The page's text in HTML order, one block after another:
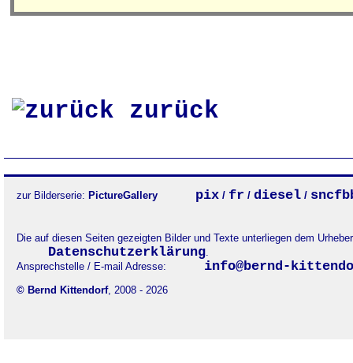
zurück
zur Bilderserie: PictureGallery pix / fr / diesel /
Die auf diesen Seiten gezeigten Bilder und Texte unterliegen dem
Datenschutzerklärung.
Ansprechstelle / E-mail Adresse:
info@bernd-
© Bernd Kittendorf, 2008 - 2026